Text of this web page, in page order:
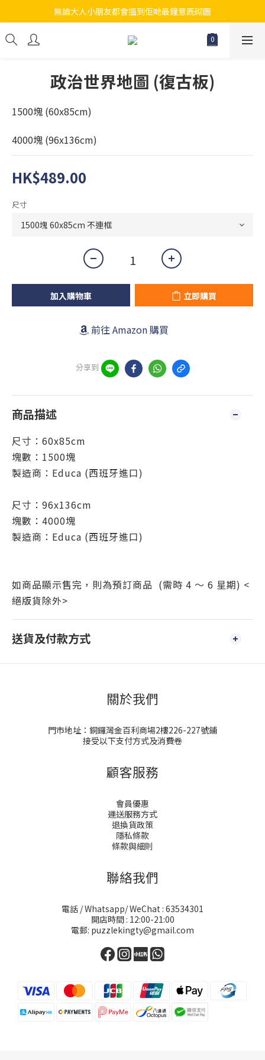
江帆天楊砌圖
無論大人小朋友都會搵到佢哋最鐘意既砌圖
江帆天楊砌圖
政治世界地圖 (復古板)
1500塊 (60x85cm)
4000塊 (96x136cm)
HK$489.00
尺寸
加入購物車 立即購買
前往 Amazon 購買
分享到
商品描述
尺寸：60x85cm
塊數：1500塊
製造商：Educa (西班牙進口)
尺寸：96x136cm
塊數：4000塊
製造商：Educa (西班牙進口)
如商品顯示售完，則為預訂商品 (需時 4 ～ 6 星期) <
絕版貨除外>
送貨及付款方式
關於我們
門市地址：銅鑼灣金百利商場2樓226-227號鋪
接受以下支付方式及消費卷
顧客服務
會員優惠
運送服務方式
退換貨政策
隱私條款
條款與細則
聯絡我們
電話 / Whatsapp/ WeChat : 63534301
開店時間 : 12:00-21:00
電郵: puzzlekingty@gmail.com